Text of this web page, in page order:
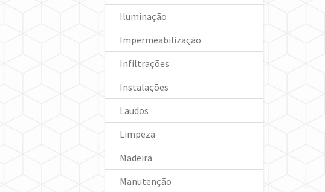
Iluminação
Impermeabilização
Infiltrações
Instalações
Laudos
Limpeza
Madeira
Manutenção